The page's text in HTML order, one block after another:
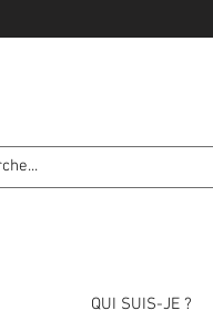
QUI SUIS-JE ?